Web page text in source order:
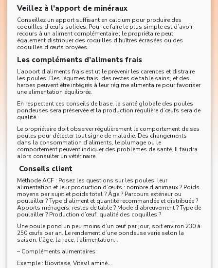
Veillez à l’apport de minéraux
Conseillez un apport suffisant en calcium pour produire des
coquilles d’œufs solides. Pour ce faire le plus simple est d’avoir
recours à un aliment complémentaire ; le propriétaire peut
également distribuer des coquilles d’huîtres écrasées ou des
coquilles d’œufs broyées.
Les compléments d’aliments frais
L’apport d’aliments frais est utile prévenir les carences et distraire
les poules. Des légumes frais, des restes de table sains, et des
herbes peuvent être intégrés à leur régime alimentaire pour favoriser
une alimentation équilibrée.
En respectant ces conseils de base, la santé globale des poules
pondeuses sera préservée et la production régulière d’œufs sera de
qualité.
Le propriétaire doit observer régulièrement le comportement de ses
poules pour détecter tout signe de maladie. Des changements
dans la consommation d’aliments, le plumage ou le
comportement peuvent indiquer des problèmes de santé. Il faudra
alors consulter un vétérinaire.
Conseils client
Méthode ACF : Posez les questions sur les poules, leur
alimentation et leur production d’œufs : nombre d’animaux ? Poids
moyens par sujet et poids total ? Âge ? Parcours extérieur ou
poulailler ? Type d’aliment et quantité recommandée et distribuée ?
Apports ménagers, restes de table ? Mode d’abreuvement ? Type de
poulailler ? Production d’œuf, qualité des coquilles ?
Une poule pond un peu moins d’un œuf par jour, soit environ 230 à
250 œufs par an. Le rendement d’une pondeuse varie selon la
saison, l’âge, la race, l’alimentation…
– Compléments alimentaires :
Exemple : Biovitase, Vitavil aminé…